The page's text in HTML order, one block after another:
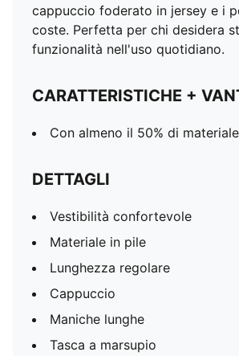
cappuccio foderato in jersey e i
coste. Perfetta per chi desidera
funzionalità nell'uso quotidiano.
CARATTERISTICHE +
Con almeno il 50% di
DETTAGLI
Vestibilità confortevole
Materiale in pile
Lunghezza regolare
Cappuccio
Maniche lunghe
Tasca a marsupio